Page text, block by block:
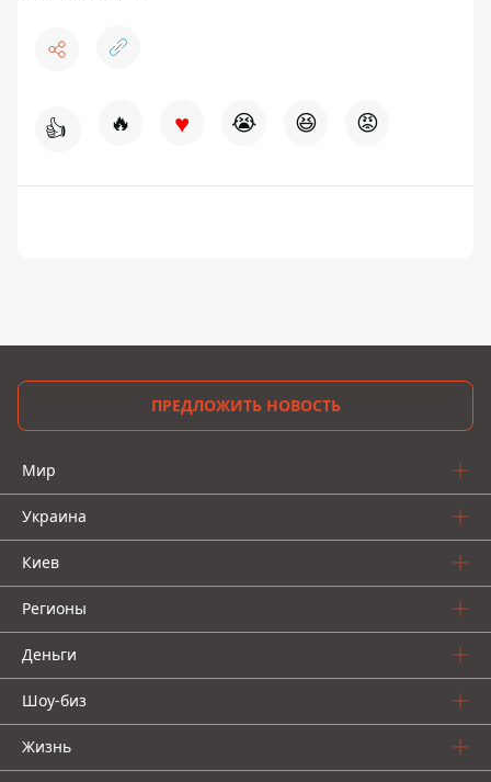
👍 🔥 ♥ 😭 😆 😡
ПРЕДЛОЖИТЬ НОВОСТЬ
Мир
Украина
Киев
Регионы
Деньги
Шоу-биз
Жизнь